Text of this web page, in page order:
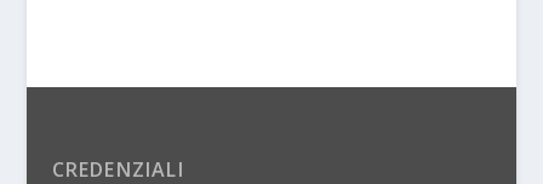
CREDENZIALI